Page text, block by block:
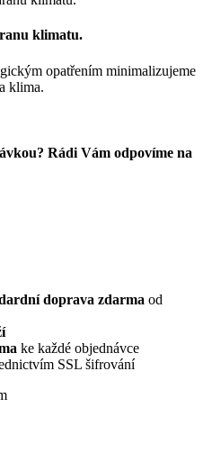
klimatu.
opatřením minimalizujeme
klima.
Rádi Vám odpovíme na
doprava zdarma od
ke každé objednávce
SSL šifrování